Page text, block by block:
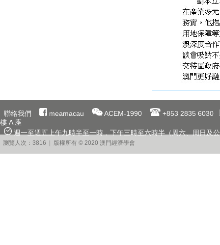
聯絡我們 meamacau ACEM-1990
+853 2835 6030
樓 A 座
週一至週五上午九時半至一時﹐下午三時至六時半（周六、周日及
瀏覽人次：3816 | 版權所有 © 2020 澳門經濟學會